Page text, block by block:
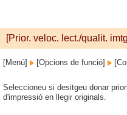
[Prior. veloc. lect./qualit.
[Menú] [Opcions de funció]
Seleccioneu si desitgeu donar
d'impressió en llegir originals.